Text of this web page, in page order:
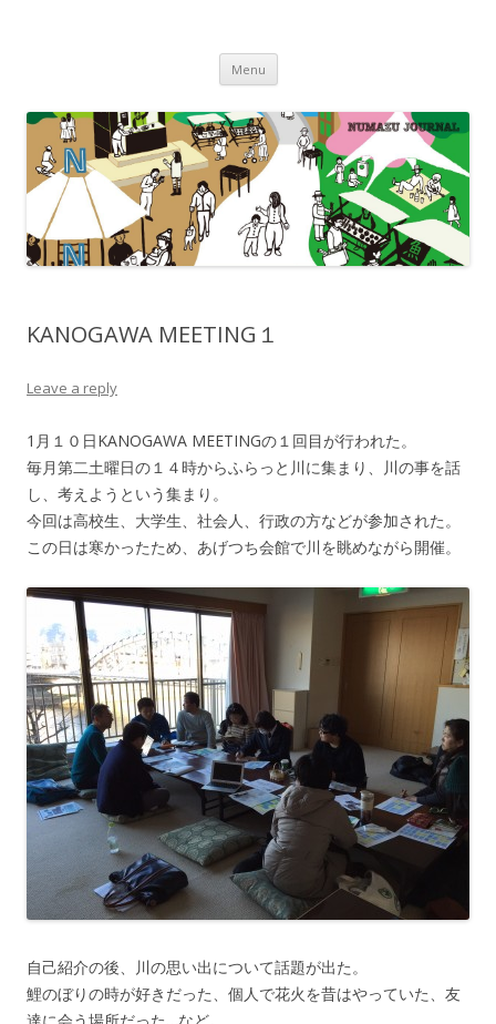
Menu Skip to content
KANOGAWA MEETING１
Leave a reply
1月１０日KANOGAWA MEETINGの１回目が行われた。
毎月第二土曜日の１４時からふらっと川に集まり、川の事を話
し、考えようという集まり。
今回は高校生、大学生、社会人、行政の方などが参加された。
この日は寒かったため、あげつち会館で川を眺めながら開催。
自己紹介の後、川の思い出について話題が出た。
鯉のぼりの時が好きだった、個人で花火を昔はやっていた、友
達に会う場所だった…など。